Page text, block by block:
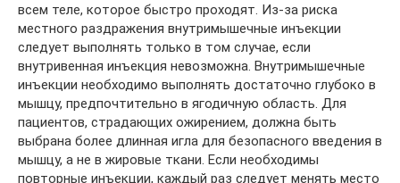
всем теле, которое быстро проходят. Из-за риска
местного раздражения внутримышечные инъекции
следует выполнять только в том случае, если
внутривенная инъекция невозможна. Внутримышечные
инъекции необходимо выполнять достаточно глубоко в
мышцу, предпочтительно в ягодичную область. Для
пациентов, страдающих ожирением, должна быть
выбрана более длинная игла для безопасного введения в
мышцу, а не в жировые ткани. Если необходимы
повторные инъекции, каждый раз следует менять место